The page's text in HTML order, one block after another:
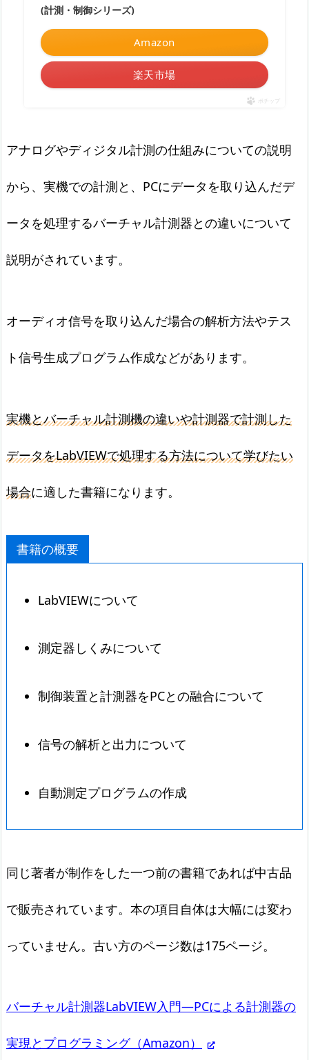
(計測・制御シリーズ)
Amazon
楽天市場
ポチップ
アナログやディジタル計測の仕組みについての説明
から、実機での計測と、PCにデータを取り込んだデ
ータを処理するバーチャル計測器との違いについて
説明がされています。
オーディオ信号を取り込んだ場合の解析方法やテス
ト信号生成プログラム作成などがあります。
実機とバーチャル計測機の違いや計測器で計測した
データをLabVIEWで処理する方法について学びたい
場合に適した書籍になります。
書籍の概要
LabVIEWについて
測定器しくみについて
制御装置と計測器をPCとの融合について
信号の解析と出力について
自動測定プログラムの作成
同じ著者が制作をした一つ前の書籍であれば中古品
で販売されています。本の項目自体は大幅には変わ
っていません。古い方のページ数は175ページ。
バーチャル計測器LabVIEW入門―PCによる計測器の
実現とプログラミング（Amazon）